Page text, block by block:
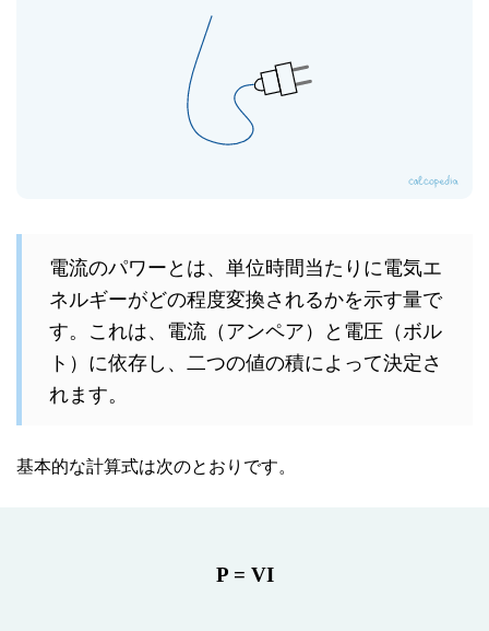
電流のパワーとは、単位時間当たりに電気エ
ネルギーがどの程度変換されるかを示す量で
す。これは、電流（アンペア）と電圧（ボル
ト）に依存し、二つの値の積によって決定さ
れます。
基本的な計算式は次のとおりです。
P = VI